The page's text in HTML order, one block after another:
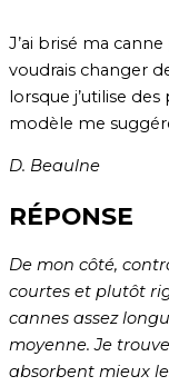
J’ai brisé ma
voudrais changer
lorsque j’utilise
modèle me
D. Beaulne
RÉPONSE
De mon côté,
courtes et plutôt
cannes assez
moyenne. Je
absorbent mieux